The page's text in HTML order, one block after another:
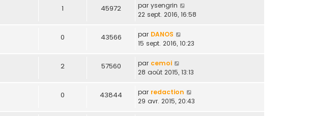
1 45972 par ysengrin
22 sept. 2016, 16:58
0 43566 par DANOS
15 sept. 2016, 10:23
2 57560 par cemoi
28 août 2015, 13:13
0 43844 par redaction
29 avr. 2015, 20:43